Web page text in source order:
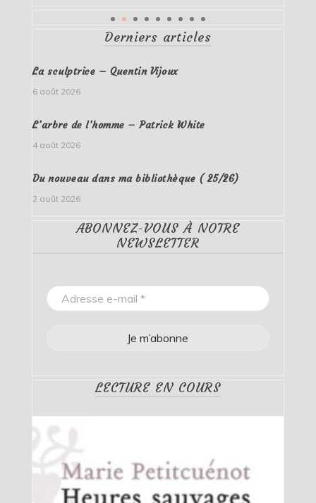
Derniers articles
La sculptrice – Quentin Vijoux
6 août 2026
L’arbre de l’homme – Patrick White
4 août 2026
Du nouveau dans ma bibliothèque ( 25/26)
2 août 2026
ABONNEZ-VOUS À NOTRE
NEWSLETTER
LECTURE EN COURS